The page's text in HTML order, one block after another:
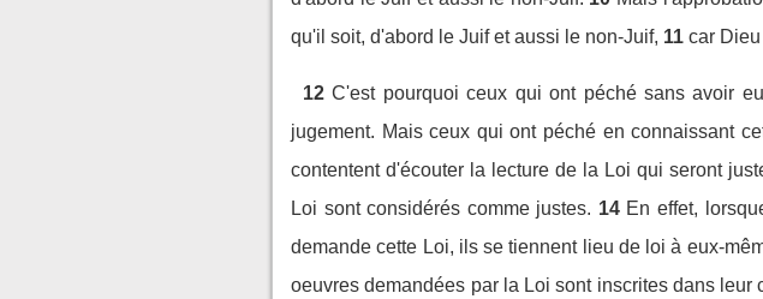
qu'il soit, d'abord le Juif et aussi le non-Juif, 11 car
12 C'est pourquoi ceux qui ont péché sans avoir
jugement. Mais ceux qui ont péché en connaissant
contentent d'écouter la lecture de la Loi qui seront
Loi sont considérés comme justes. 14 En effet,
demande cette Loi, ils se tiennent lieu de loi à eux-
oeuvres demandées par la Loi sont inscrites dans